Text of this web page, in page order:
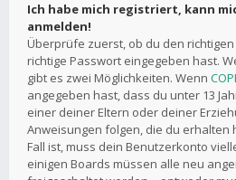
Ich habe mich registriert, kann
anmelden!
Überprüfe zuerst, ob du den
richtige Passwort eingegeben hast.
gibt es zwei Möglichkeiten. Wenn
angegeben hast, dass du unter 13
einer deiner Eltern oder deiner
Anweisungen folgen, die du erhalten
Fall ist, muss dein Benutzerkonto
einigen Boards müssen alle neu